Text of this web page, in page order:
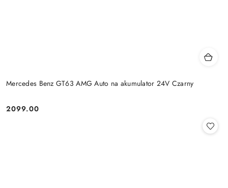
Mercedes Benz GT63 AMG Auto na akumulator 24V Czarny
Cena:
2099.00